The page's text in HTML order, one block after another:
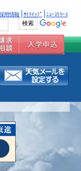
用情報 ｻｲﾄﾏｯﾌﾟ ﾆｭｰｽﾘﾘｰｽ